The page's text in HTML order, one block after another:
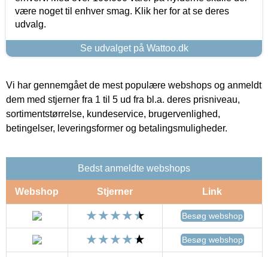
være noget til enhver smag. Klik her for at se deres
udvalg.
Se udvalget på Wattoo.dk
Vi har gennemgået de mest populære webshops og anmeldt
dem med stjerner fra 1 til 5 ud fra bl.a. deres prisniveau,
sortimentstørrelse, kundeservice, brugervenlighed,
betingelser, leveringsformer og betalingsmuligheder.
Bedst anmeldte webshops
Webshop Stjerner Link
Besøg webshop
Besøg webshop